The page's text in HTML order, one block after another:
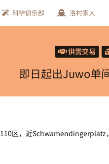
科学俱乐部 洛村家人
供需交易
即日起出Juwo单
区，近Schwamendingerplatz